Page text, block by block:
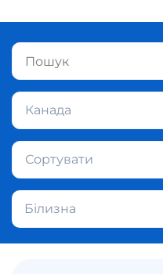
Канада
Сортувати
Білизна